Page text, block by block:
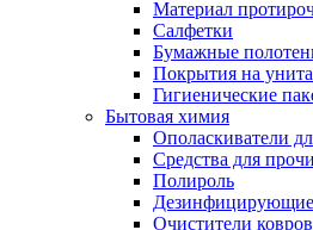
Материал
Салфетки
Бумажные
Покрытия на
Гигиенические
Бытовая химия
Ополаскиватели
Средства для
Полироль
Дезинфицирующие
Очистители